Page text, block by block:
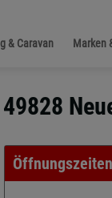
& Caravan Marken